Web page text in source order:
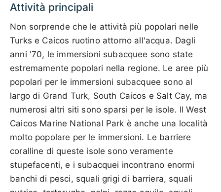
Attività principali
Non sorprende che le attività più popolari nelle
Turks e Caicos ruotino attorno all'acqua. Dagli
anni '70, le immersioni subacquee sono state
estremamente popolari nella regione. Le aree più
popolari per le immersioni subacquee sono al
largo di Grand Turk, South Caicos e Salt Cay, ma
numerosi altri siti sono sparsi per le isole. Il West
Caicos Marine National Park è anche una località
molto popolare per le immersioni. Le barriere
coralline di queste isole sono veramente
stupefacenti, e i subacquei incontrano enormi
banchi di pesci, squali grigi di barriera, squali